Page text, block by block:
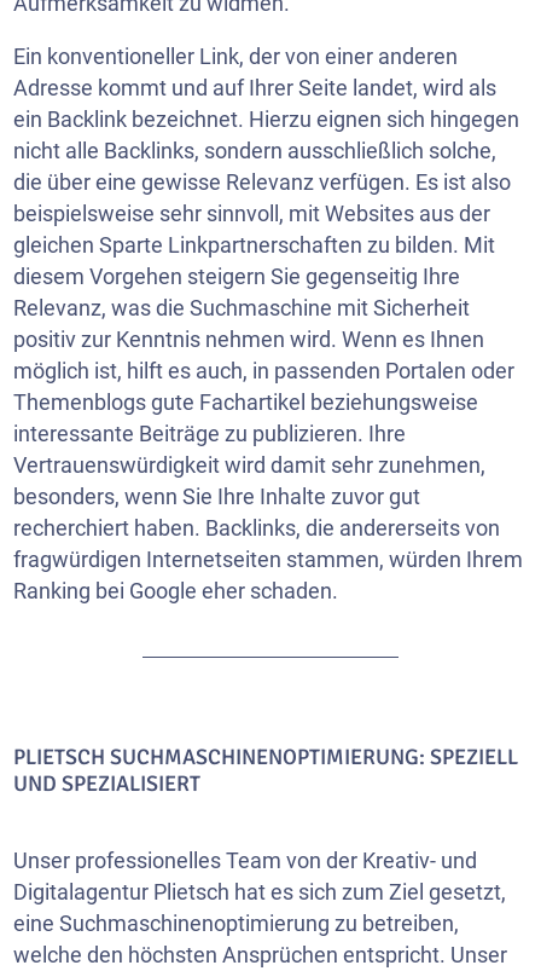
Ein konventioneller Link, der von einer anderen
Adresse kommt und auf Ihrer Seite landet, wird als
ein Backlink bezeichnet. Hierzu eignen sich hingegen
nicht alle Backlinks, sondern ausschließlich solche,
die über eine gewisse Relevanz verfügen. Es ist also
beispielsweise sehr sinnvoll, mit Websites aus der
gleichen Sparte Linkpartnerschaften zu bilden. Mit
diesem Vorgehen steigern Sie gegenseitig Ihre
Relevanz, was die Suchmaschine mit Sicherheit
positiv zur Kenntnis nehmen wird. Wenn es Ihnen
möglich ist, hilft es auch, in passenden Portalen oder
Themenblogs gute Fachartikel beziehungsweise
interessante Beiträge zu publizieren. Ihre
Vertrauenswürdigkeit wird damit sehr zunehmen,
besonders, wenn Sie Ihre Inhalte zuvor gut
recherchiert haben. Backlinks, die andererseits von
fragwürdigen Internetseiten stammen, würden Ihrem
Ranking bei Google eher schaden.
PLIETSCH SUCHMASCHINENOPTIMIERUNG: SPEZIELL
UND SPEZIALISIERT
Unser professionelles Team von der Kreativ- und
Digitalagentur Plietsch hat es sich zum Ziel gesetzt,
eine Suchmaschinenoptimierung zu betreiben,
welche den höchsten Ansprüchen entspricht. Unser